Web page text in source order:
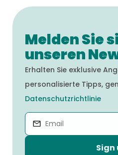
Melden Sie
unseren
Erhalten Sie exklusive
personalisierte Tipps,
Datenschutzrichtlinie
Sign